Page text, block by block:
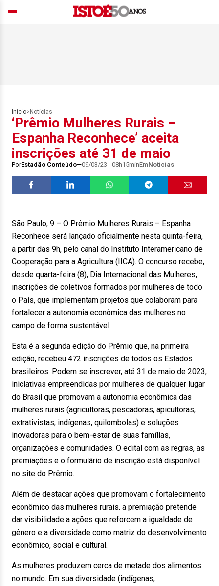
Início> Notícias
‘Prêmio Mulheres Rurais –
Espanha Reconhece’ aceita
inscrições até 31 de maio
PorEstadão Conteúdo 09/03/23 - 08h15minEmNotícias
São Paulo, 9 – O Prêmio Mulheres Rurais – Espanha
Reconhece será lançado oficialmente nesta quinta-feira,
a partir das 9h, pelo canal do Instituto Interamericano de
Cooperação para a Agricultura (IICA). O concurso recebe,
desde quarta-feira (8), Dia Internacional das Mulheres,
inscrições de coletivos formados por mulheres de todo
o País, que implementam projetos que colaboram para
fortalecer a autonomia econômica das mulheres no
campo de forma sustentável.
Esta é a segunda edição do Prêmio que, na primeira
edição, recebeu 472 inscrições de todos os Estados
brasileiros. Podem se inscrever, até 31 de maio de 2023,
iniciativas empreendidas por mulheres de qualquer lugar
do Brasil que promovam a autonomia econômica das
mulheres rurais (agricultoras, pescadoras, apicultoras,
extrativistas, indígenas, quilombolas) e soluções
inovadoras para o bem-estar de suas famílias,
organizações e comunidades. O edital com as regras, as
premiações e o formulário de inscrição está disponível
no site do Prêmio.
Além de destacar ações que promovam o fortalecimento
econômico das mulheres rurais, a premiação pretende
dar visibilidade a ações que reforcem a igualdade de
gênero e a diversidade como matriz do desenvolvimento
econômico, social e cultural.
As mulheres produzem cerca de metade dos alimentos
no mundo. Em sua diversidade (indígenas,